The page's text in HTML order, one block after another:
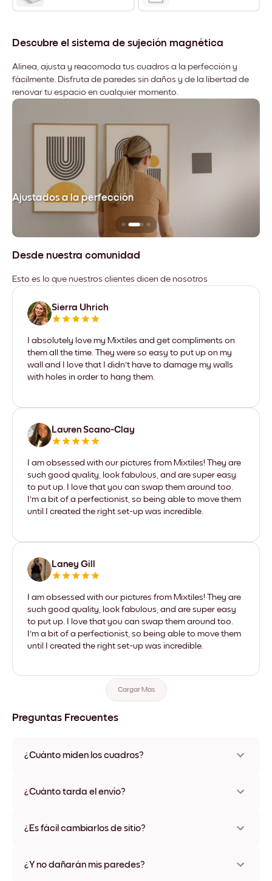
Descubre el sistema de sujeción magnética
Alinea, ajusta y reacomoda tus cuadros a la perfección y
fácilmente. Disfruta de paredes sin daños y de la libertad de
renovar tu espacio en cualquier momento.
Ajustados a la perfección
Desde nuestra comunidad
Esto es lo que nuestros clientes dicen de nosotros
Sierra Uhrich
I absolutely love my Mixtiles and get compliments on
them all the time. They were so easy to put up on my
wall and I love that I didn't have to damage my walls
with holes in order to hang them.
Lauren Scano-Clay
I am obsessed with our pictures from Mixtiles! They are
such good quality, look fabulous, and are super easy
to put up. I love that you can swap them around too.
I'm a bit of a perfectionist, so being able to move them
until I created the right set-up was incredible.
Laney Gill
I am obsessed with our pictures from Mixtiles! They are
such good quality, look fabulous, and are super easy
to put up. I love that you can swap them around too.
I'm a bit of a perfectionist, so being able to move them
until I created the right set-up was incredible.
Cargar Más
Preguntas Frecuentes
¿Cuánto miden los cuadros?
varios materiales y colores de marco, incluidas opciones sin
¿Cuánto tarda el envío?
disponibles en algunos países. Te enviaremos un número de
¿Es fácil cambiarlos de sitio?
ningún daño
¿Y no dañarán mis paredes?